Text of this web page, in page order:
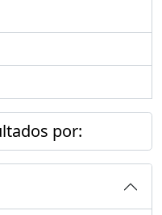
por: